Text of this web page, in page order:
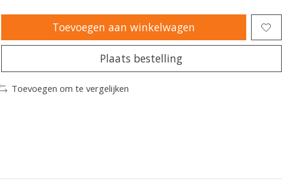
Toevoegen aan winkelwagen
Plaats bestelling
Toevoegen om te vergelijken